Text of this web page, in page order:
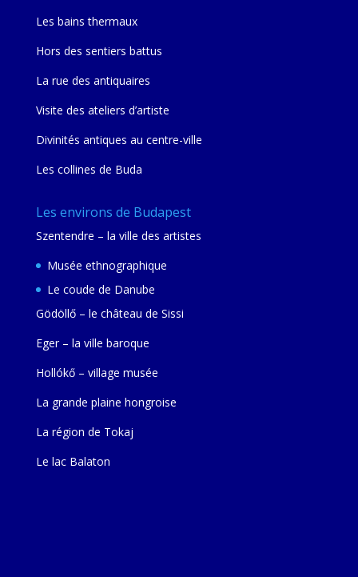
Les bains thermaux
Hors des sentiers battus
La rue des antiquaires
Visite des ateliers d’artiste
Divinités antiques au centre-ville
Les collines de Buda
Les environs de Budapest
Szentendre – la ville des artistes
Musée ethnographique
Le coude de Danube
Gödöllő – le château de Sissi
Eger – la ville baroque
Hollókő – village musée
La grande plaine hongroise
La région de Tokaj
Le lac Balaton